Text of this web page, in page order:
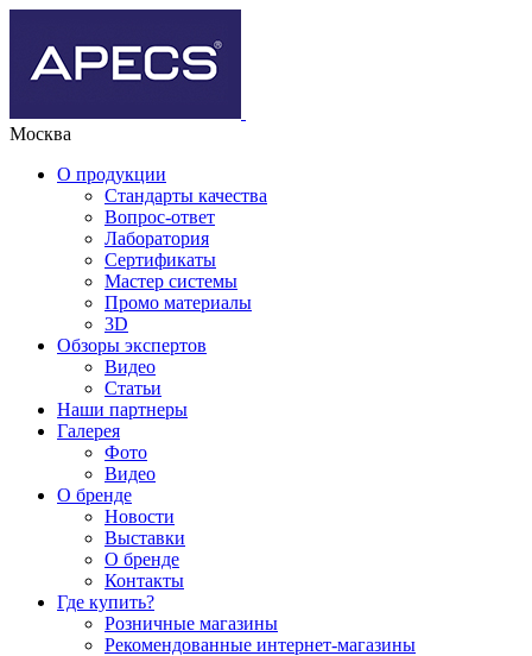
Москва
О продукции
Стандарты качества
Вопрос-ответ
Лаборатория
Сертификаты
Мастер системы
Промо материалы
3D
Обзоры экспертов
Видео
Статьи
Наши партнеры
Галерея
Фото
Видео
О бренде
Новости
Выставки
О бренде
Контакты
Где купить?
Розничные магазины
Рекомендованные интернет-магазины